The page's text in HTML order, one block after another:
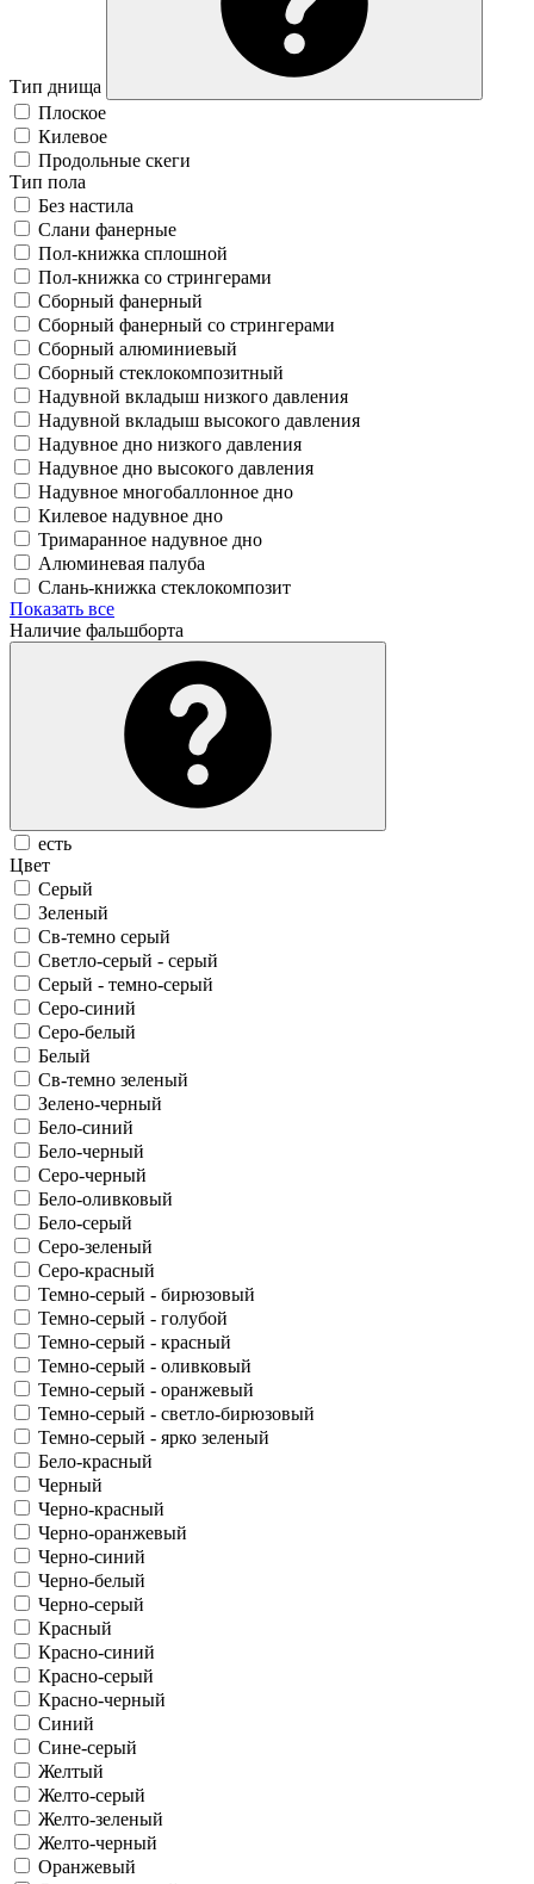
Тип днища
Плоское
Килевое
Продольные скеги
Тип пола
Без настила
Слани фанерные
Пол-книжка сплошной
Пол-книжка со стрингерами
Сборный фанерный
Сборный фанерный со стрингерами
Сборный алюминиевый
Сборный стеклокомпозитный
Надувной вкладыш низкого давления
Надувной вкладыш высокого давления
Надувное дно низкого давления
Надувное дно высокого давления
Надувное многобаллонное дно
Килевое надувное дно
Тримаранное надувное дно
Алюминевая палуба
Слань-книжка стеклокомпозит
Показать все
Наличие фальшборта
есть
Цвет
Серый
Зеленый
Св-темно серый
Светло-серый - серый
Серый - темно-серый
Серо-синий
Серо-белый
Белый
Св-темно зеленый
Зелено-черный
Бело-синий
Бело-черный
Серо-черный
Бело-оливковый
Бело-серый
Серо-зеленый
Серо-красный
Темно-серый - бирюзовый
Темно-серый - голубой
Темно-серый - красный
Темно-серый - оливковый
Темно-серый - оранжевый
Темно-серый - светло-бирюзовый
Темно-серый - ярко зеленый
Бело-красный
Черный
Черно-красный
Черно-оранжевый
Черно-синий
Черно-белый
Черно-серый
Красный
Красно-синий
Красно-серый
Красно-черный
Синий
Сине-серый
Желтый
Желто-серый
Желто-зеленый
Желто-черный
Оранжевый